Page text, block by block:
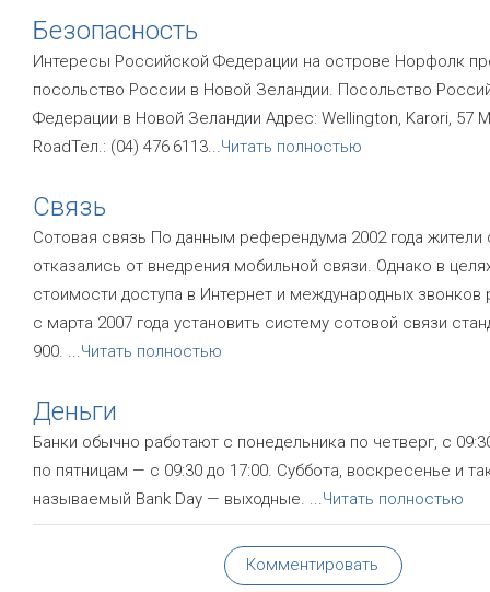
Безопасность
Интересы Российской Федерации на острове Норфолк
посольство России в Новой Зеландии. Посольство
Федерации в Новой Зеландии Адрес: Wellington, Karori, 57
RoadТел.: (04) 476 6113...Читать полностью
Связь
Сотовая связь По данным референдума 2002 года жители
отказались от внедрения мобильной связи. Однако в
стоимости доступа в Интернет и международных
с марта 2007 года установить систему сотовой связи
900. ...Читать полностью
Деньги
Банки обычно работают с понедельника по четверг, с
по пятницам — с 09:30 до 17:00. Суббота, воскресенье и
называемый Bank Day — выходные. ...Читать полностью
Комментировать